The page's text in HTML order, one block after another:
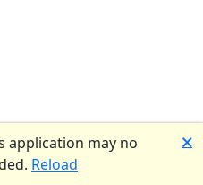
application may no
Reload
🗙